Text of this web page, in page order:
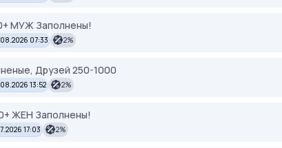
МУЖ Заполнены!
07:33 2%
Друзей 250-1000
13:52 2%
ЖЕН Заполнены!
17:03 2%